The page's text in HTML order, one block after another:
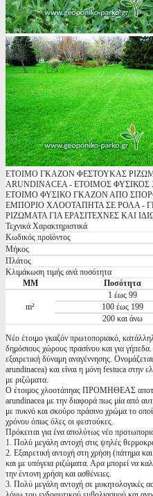
ΕΤΟΙΜΟ ΓΚΑΖΟΝ ΦΕΣΤΟΥΚΑΣ
ARUNDINACEA - ΕΤΟΙΜΟΣ
ΕΤΟΙΜΟ ΦΥΣΙΚΟ ΓΚΑΖΟΝ ΑΠΟ
ΕΜΠΟΡΙΟ ΧΛΟΟΤΑΠΗΤΑ ΣΕ ΡΟΛΑ -
ΡΙΖΩΜΑΤΑ ΓΙΑ ΕΡΑΣΙΤΕΧΝΕΣ ΚΑΙ
Τεχνικά Χαρακτηριστικά
Κωδικός προϊόντος
Μήκος
Πλάτος
Κλιμάκωση τιμής ανά ποσότητα
ΜΜ
Ποσότητα
m²
1 έως 99
100 έως 199
200 και άνω
Νέο έτοιμο γκαζόν πρωτοποριακό,
δημόσιους χώρους πρασίνου και για
εξαιρετική δύναμη αναγέννησης.
arundinacea) και είναι η μόνη festuca στην
με ριζώματα.
Ο έτοιμος χλοοτάπηας ΠΡΟΜΗΘΕΑΣ
arundinacea με την διαφορά πως μία από
με πυκνό και σκούρο πράσινο χρώμα το
χρόνου όπως όλες οι φεστούκες.
Πρόκειται για ένα απολύτως νέο
1. Πολύ μεγάλη αντοχή στις ψηλές
2. Εξαιρετική αντοχή στη χρήση (πάτημα
και με υπόγεια ριζώματα. Αρα μπορεί να
την έντονη χρήση και ασθένειες.
3. Πολύ μεγάλη αντοχή σε μυκητολογικές